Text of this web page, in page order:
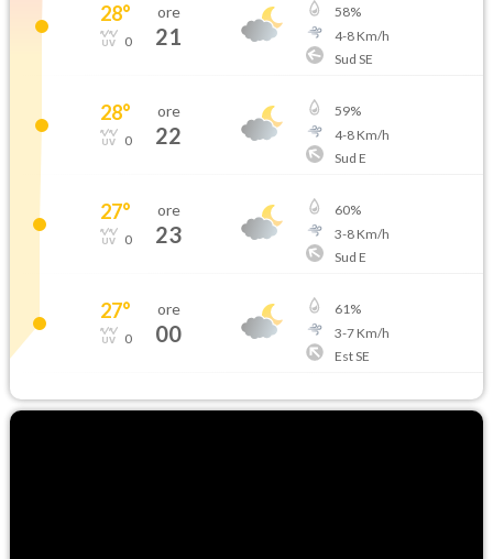
28°
0
ore
21
58%
4-8Km/h
Sud SE
28°
0
ore
22
59%
4-8Km/h
Sud E
27°
0
ore
23
60%
3-8Km/h
Sud E
27°
0
ore
00
61%
3-7Km/h
Est SE